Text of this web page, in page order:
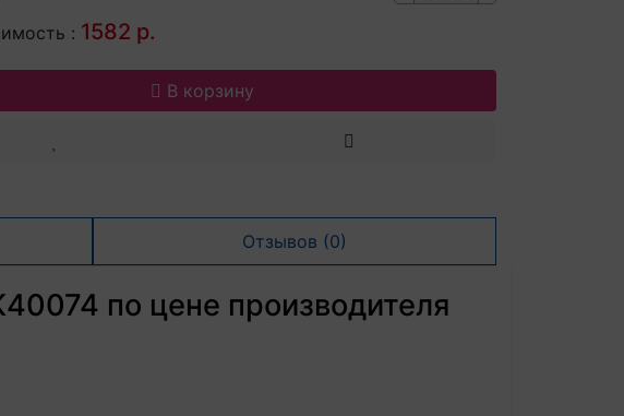
: 1582 р.
В корзину
Отзывов (0)
по цене производителя